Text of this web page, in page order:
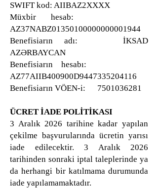
SWIFT kod: AIIBAZ2XXXX
Müxbir hesab:
AZ37NABZ01350100000000001944
Benefisiarın adı: İKSAD
AZƏRBAYCAN
Benefisiarın hesabı:
AZ77AIIB400900D9447335204116
Benefisiarın VÖEN-i: 7501036281
ÜCRET İADE POLİTİKASI
3 Aralık 2026 tarihine kadar yapılan
çekilme başvurularında ücretin yarısı
iade edilecektir. 3 Aralık 2026
tarihinden sonraki iptal taleplerinde ya
da herhangi bir katılmama durumunda
iade yapılamamaktadır.